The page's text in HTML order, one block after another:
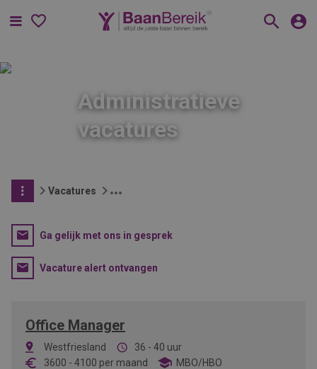
Menu
Administratieve
vacatures
Vacatures
Ga gelijk met ons in gesprek
Vacature alert ontvangen
Office Manager
Westfriesland
36 - 40 uur
3600 - 4100 per maand MBO/HBO